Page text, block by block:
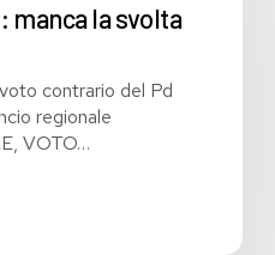
manca la svolta
contrario del Pd
regionale
VOTO…